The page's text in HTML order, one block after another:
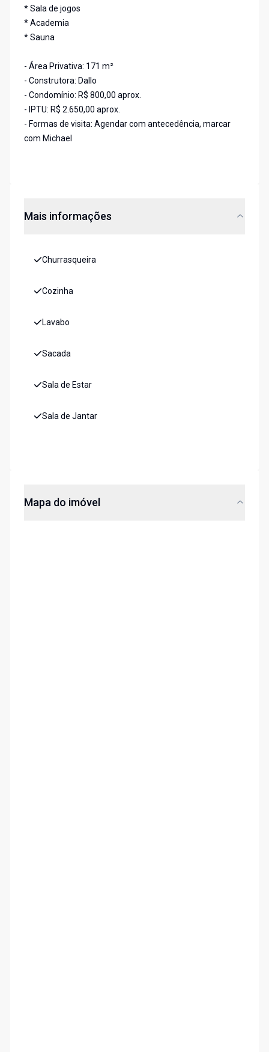
* Sala de jogos
* Academia
* Sauna
- Área Privativa: 171 m²
- Construtora: Dallo
- Condomínio: R$ 800,00 aprox.
- IPTU: R$ 2.650,00 aprox.
- Formas de visita: Agendar com antecedência, marcar
com Michael
Mais informações
Churrasqueira
Cozinha
Lavabo
Sacada
Sala de Estar
Sala de Jantar
Mapa do imóvel